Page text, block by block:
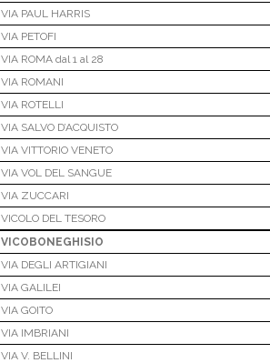
VIA PAUL HARRIS
VIA PETOFI
VIA ROMA dal 1 al 28
VIA ROMANI
VIA ROTELLI
VIA SALVO D’ACQUISTO
VIA VITTORIO VENETO
VIA VOL DEL SANGUE
VIA ZUCCARI
VICOLO DEL TESORO
VICOBONEGHISIO
VIA DEGLI ARTIGIANI
VIA GALILEI
VIA GOITO
VIA IMBRIANI
VIA V. BELLINI